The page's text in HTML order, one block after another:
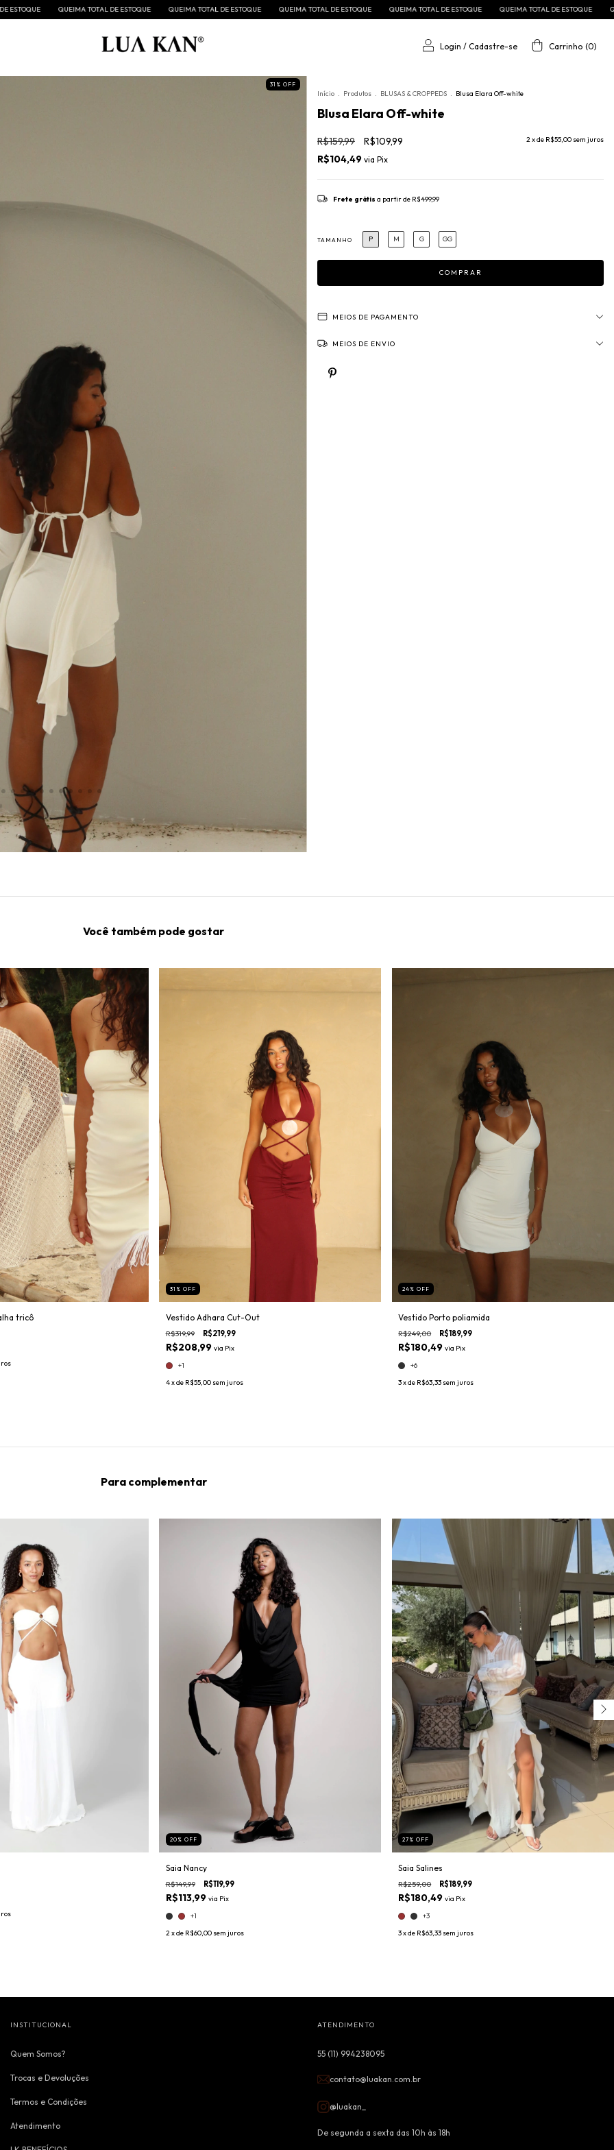
QUEIMA TOTAL DE ESTOQUE QUEIMA TOTAL DE ESTOQUE QUEIMA TOTAL DE ESTOQUE QUEIMA TOTAL DE ESTOQUE QUEIMA TOTAL DE ESTOQUE QUEIMA
Login / Cadastre-se Carrinho (0)
31 % OFF
Início . Produtos . BLUSAS & CROPPEDS . Blusa Elara Off-white
Blusa Elara Off-white
R$159,99 R$109,99 2x de R$55,00 sem juros
R$104,49 via Pix
Frete grátis a partir de R$499,99
TAMANHO P M G GG
MEIOS DE PAGAMENTO
MEIOS DE ENVIO
Você também pode gostar
tricô
31 % OFF
Vestido Adhara Cut-Out
R$319,99 R$219,99
R$208,99 via Pix
+1
4x de R$55,00 sem juros
24 %OFF
Vestido Porto poliamida
R$249,00 R$189,99
R$180,49via Pix
+6
3x de R$63,33 sem juros
Para complementar
20 % OFF
Saia Nancy
R$149,99 R$119,99
R$113,99 via Pix
+1
2x de R$60,00 sem juros
27 %OFF
Saia Salines
R$259,00 R$189,99
R$180,49via Pix
+3
3x de R$63,33 sem juros
INSTITUCIONAL
Quem Somos?
Trocas e Devoluções
Termos e Condições
Atendimento
ATENDIMENTO
55 (11) 994238095
contato@luakan.com.br
@luakan_
De segunda a sexta das 10h às 18h